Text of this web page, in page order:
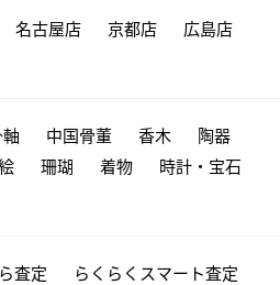
名古屋店 京都店 広島店
中国骨董 香木
陶器
珊瑚 着物 時計・宝石
査定 らくらくスマート査定